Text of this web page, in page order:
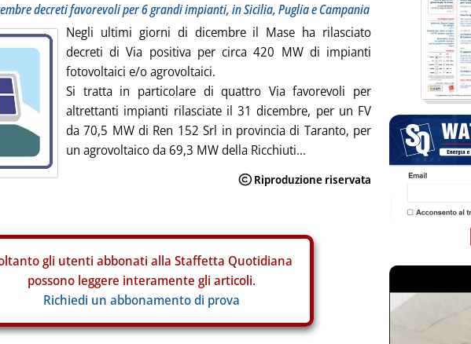
decreti favorevoli per 6 grandi impianti, in Sicilia, Puglia e Campania
Negli ultimi giorni di dicembre il Mase ha rilasciato
decreti di Via positiva per circa 420 MW di impianti
fotovoltaici e/o agrovoltaici.
Si tratta in particolare di quattro Via favorevoli per
altrettanti impianti rilasciate il 31 dicembre, per un FV
da 70,5 MW di Ren 152 Srl in provincia di Taranto, per
un agrovoltaico da 69,3 MW della Ricchiuti...
gli utenti abbonati alla Staffetta Quotidiana
possono leggere interamente gli articoli.
Richiedi un abbonamento di prova